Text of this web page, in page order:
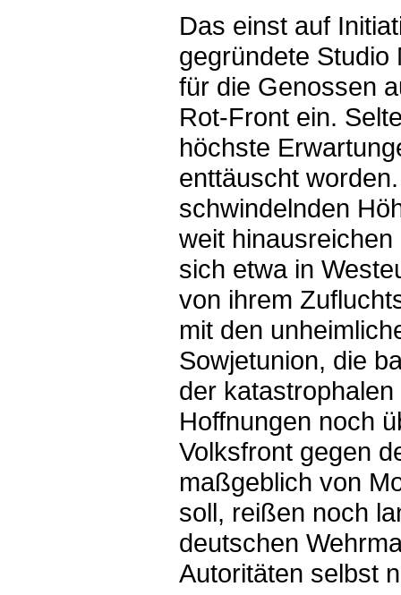
Das einst auf
gegründete
für die Genossen
Rot-Front ein.
höchste
enttäuscht
schwindelnden
weit
sich etwa in
von ihrem
mit den
Sowjetunion, die
der
Hoffnungen noch
Volksfront gegen
maßgeblich von
soll, reißen noch
deutschen
Autoritäten selbst